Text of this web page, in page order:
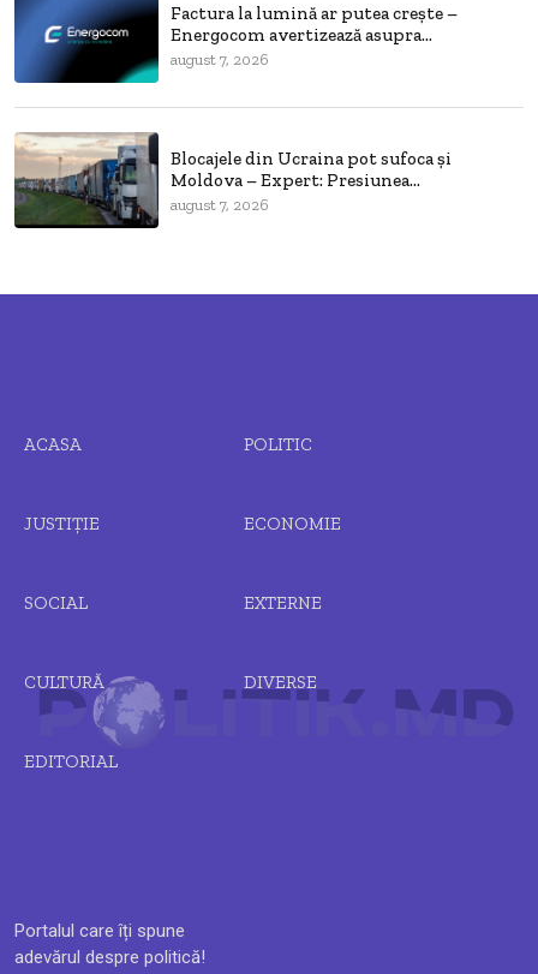
Factura la lumină ar putea crește –
Energocom avertizează asupra...
august 7, 2026
Blocajele din Ucraina pot sufoca și
Moldova – Expert: Presiunea...
august 7, 2026
Portalul care îți spune
adevărul despre politică!
ACASA POLITIC
JUSTIȚIE ECONOMIE
SOCIAL EXTERNE
CULTURĂ DIVERSE
EDITORIAL